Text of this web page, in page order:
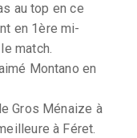
au top en ce
en 1ère mi-
match.
Montano en
Gros Ménaize à
à Féret.